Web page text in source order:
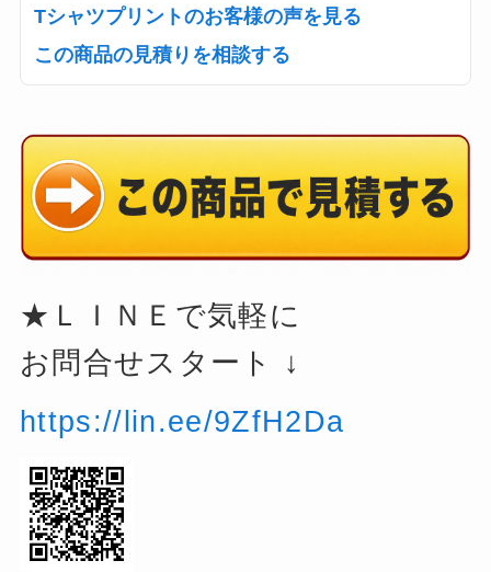
Tシャツプリントのお客様の声を見る
この商品の見積りを相談する
★ＬＩＮＥで気軽に
お問合せスタート ↓
https://lin.ee/9ZfH2Da